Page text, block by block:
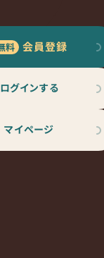
会員登録
ログインする
マイページ